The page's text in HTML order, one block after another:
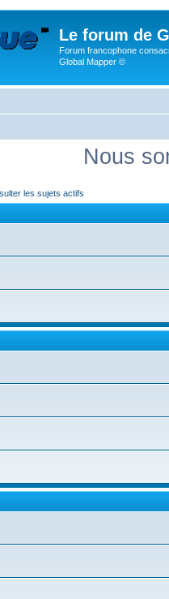
Le forum de
Forum francophone
Global Mapper ©
Nous
les sujets actifs